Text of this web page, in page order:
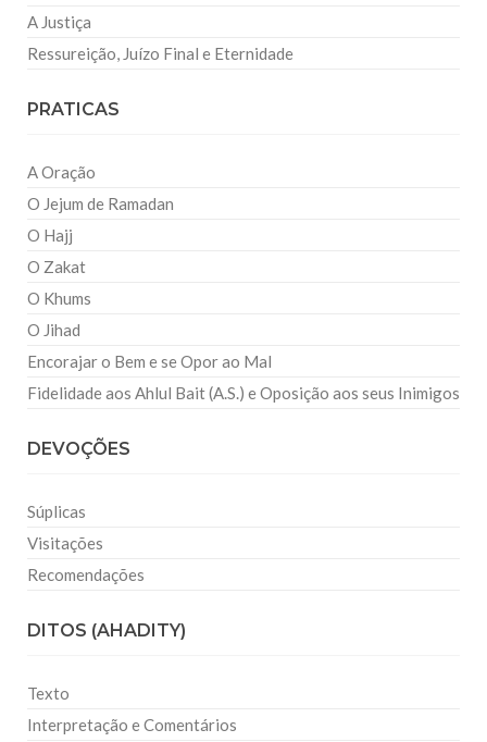
A Justiça
Ressureição, Juízo Final e Eternidade
PRATICAS
A Oração
O Jejum de Ramadan
O Hajj
O Zakat
O Khums
O Jihad
Encorajar o Bem e se Opor ao Mal
Fidelidade aos Ahlul Bait (A.S.) e Oposição aos seus Inimigos
DEVOÇÕES
Súplicas
Visitações
Recomendações
DITOS (AHADITY)
Texto
Interpretação e Comentários